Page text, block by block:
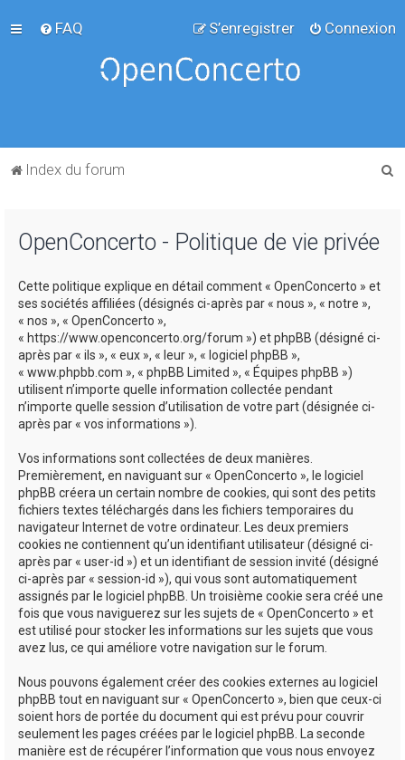
FAQ Connexion
S’enregistrer
Index du forum
OpenConcerto - Politique de vie privée
Cette politique explique en détail comment « OpenConcerto » et
ses sociétés affiliées (désignés ci-après par « nous », « notre »,
« nos », « OpenConcerto »,
« https://www.openconcerto.org/forum ») et phpBB (désigné ci-
après par « ils », « eux », « leur », « logiciel phpBB »,
« www.phpbb.com », « phpBB Limited », « Équipes phpBB »)
utilisent n’importe quelle information collectée pendant
n’importe quelle session d’utilisation de votre part (désignée ci-
après par « vos informations »).
Vos informations sont collectées de deux manières.
Premièrement, en naviguant sur « OpenConcerto », le logiciel
phpBB créera un certain nombre de cookies, qui sont des petits
fichiers textes téléchargés dans les fichiers temporaires du
navigateur Internet de votre ordinateur. Les deux premiers
cookies ne contiennent qu’un identifiant utilisateur (désigné ci-
après par « user-id ») et un identifiant de session invité (désigné
ci-après par « session-id »), qui vous sont automatiquement
assignés par le logiciel phpBB. Un troisième cookie sera créé une
fois que vous naviguerez sur les sujets de « OpenConcerto » et
est utilisé pour stocker les informations sur les sujets que vous
avez lus, ce qui améliore votre navigation sur le forum.
Nous pouvons également créer des cookies externes au logiciel
phpBB tout en naviguant sur « OpenConcerto », bien que ceux-ci
soient hors de portée du document qui est prévu pour couvrir
seulement les pages créées par le logiciel phpBB. La seconde
manière est de récupérer l’information que vous nous envoyez